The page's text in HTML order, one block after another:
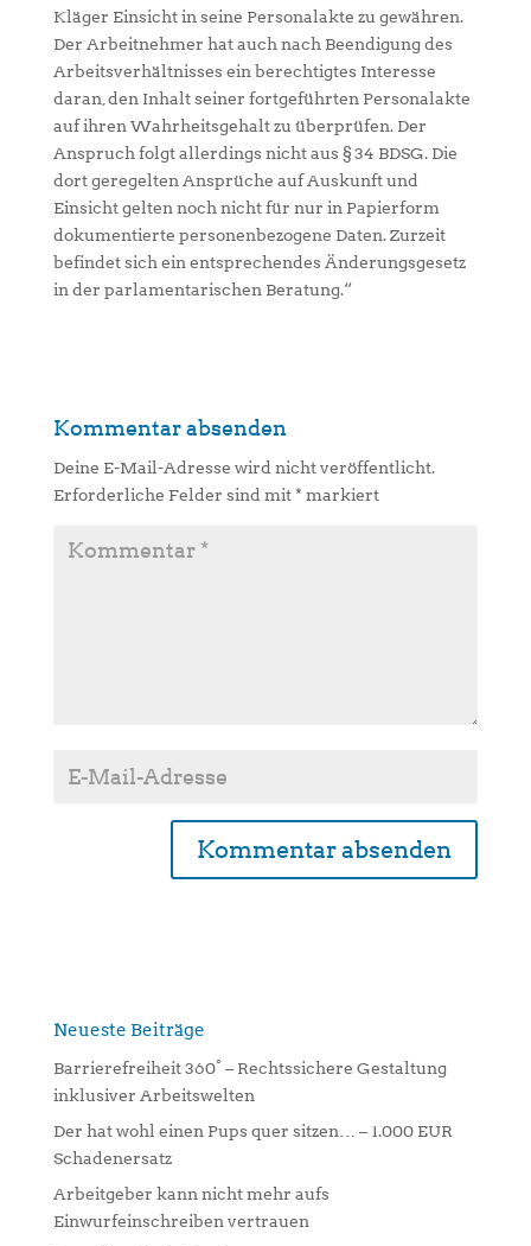
Kläger Einsicht in seine Personalakte zu gewähren.
Der Arbeitnehmer hat auch nach Beendigung des
Arbeitsverhältnisses ein berechtigtes Interesse
daran, den Inhalt seiner fortgeführten Personalakte
auf ihren Wahrheitsgehalt zu überprüfen. Der
Anspruch folgt allerdings nicht aus § 34 BDSG. Die
dort geregelten Ansprüche auf Auskunft und
Einsicht gelten noch nicht für nur in Papierform
dokumentierte personenbezogene Daten. Zurzeit
befindet sich ein entsprechendes Änderungsgesetz
in der parlamentarischen Beratung.“
Kommentar absenden
Deine E-Mail-Adresse wird nicht veröffentlicht.
Erforderliche Felder sind mit* markiert
n
v
e
:
Neueste Beiträge
Barrierefreiheit 360° – Rechtssichere Gestaltung
inklusiver Arbeitswelten
Der hat wohl einen Pups quer sitzen… – 1.000 EUR
Schadenersatz
Arbeitgeber kann nicht mehr aufs
Einwurfeinschreiben vertrauen